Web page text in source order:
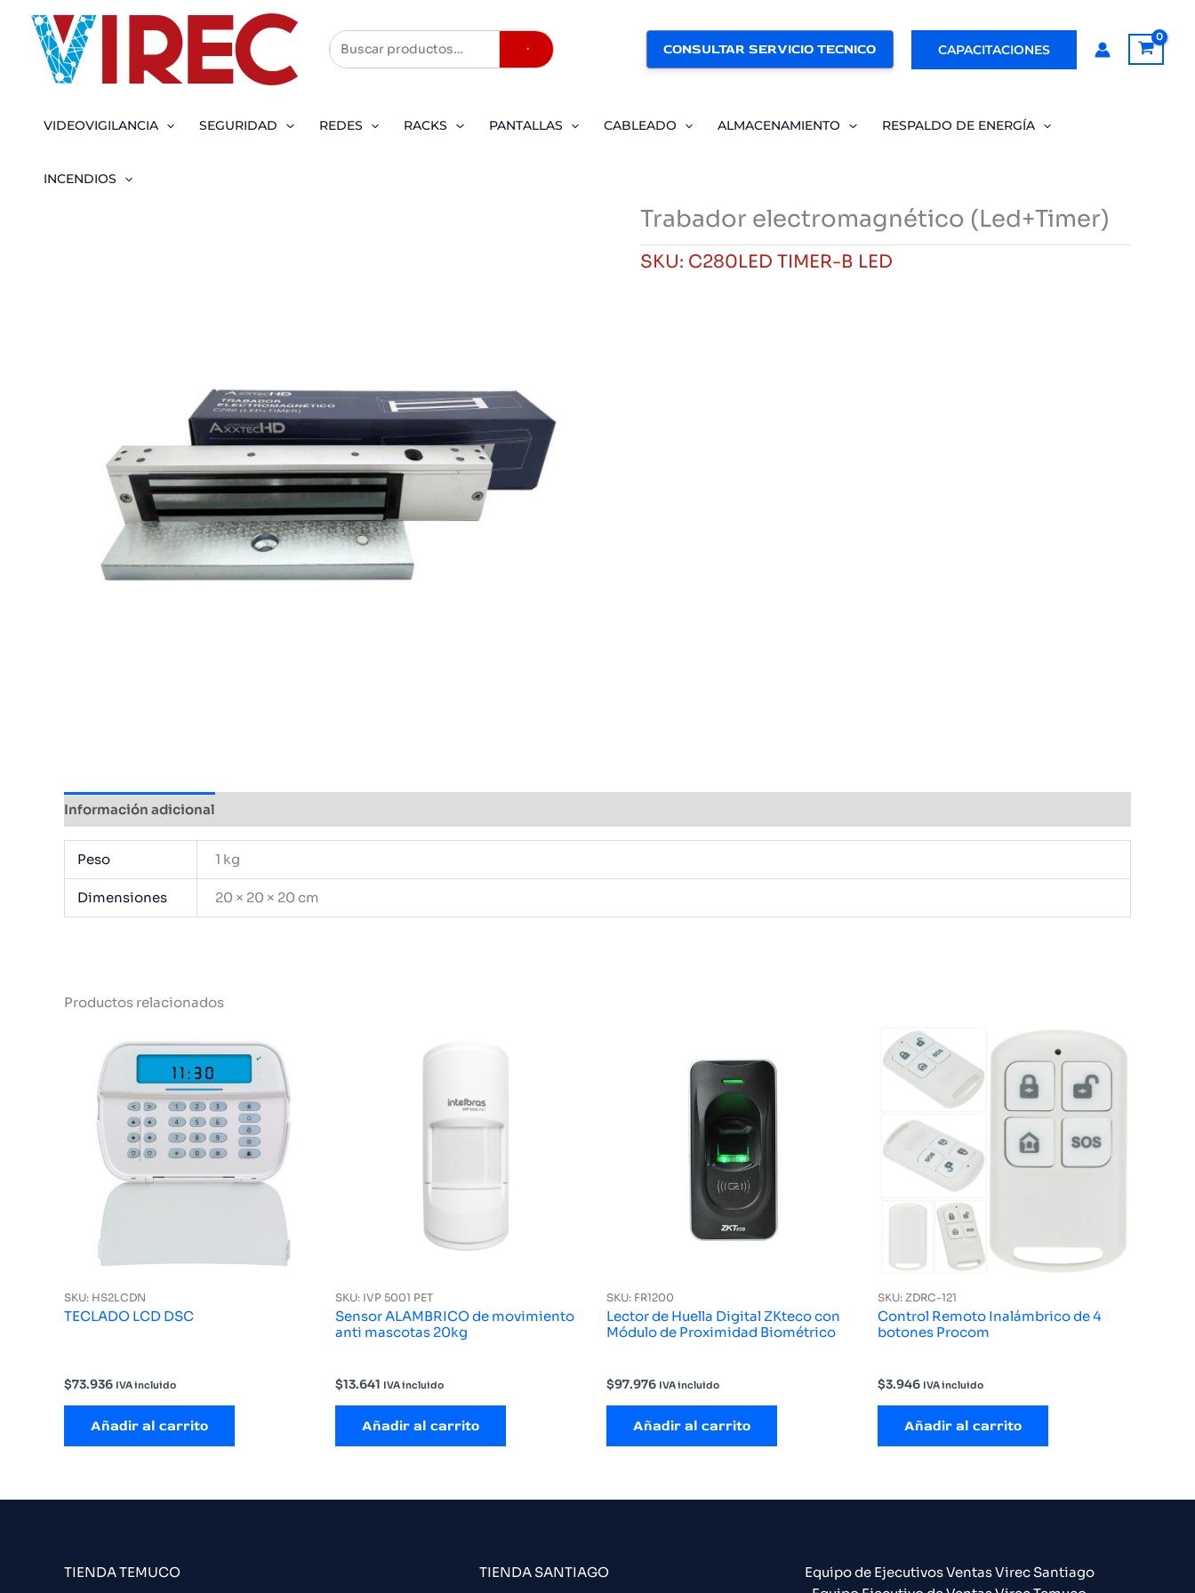
contenido
Buscar CONSULTAR SERVICIO TECNICO CAPACITACIONES
VIDEOVIGILANCIA SEGURIDAD REDES RACKS PANTALLAS CABLEADO ALMACENAMIENTO RESPALDO DE ENERGÍA
INCENDIOS
Trabador electromagnético (Led+Timer)
SKU: C280LED TIMER-B LED
Información adicional
Peso 1 kg
Dimensiones 20 × 20 × 20 cm
Productos relacionados
SKU: HS2LCDN
TECLADO LCD DSC
$73.936 IVA incluido
Añadir al carrito
SKU: IVP 5001 PET
Sensor ALAMBRICO de movimiento
anti mascotas 20kg
$13.641 IVA incluido
Añadir al carrito
SKU: FR1200
Lector de Huella Digital ZKteco con
Módulo de Proximidad Biométrico
$97.976 IVA incluido
Añadir al carrito
SKU: ZDRC-121
Control Remoto Inalámbrico de 4
botones Procom
$3.946 IVA incluido
Añadir al carrito
TIENDA TEMUCO TIENDA SANTIAGO
Equipo de Ejecutivos Ventas Virec Santiago